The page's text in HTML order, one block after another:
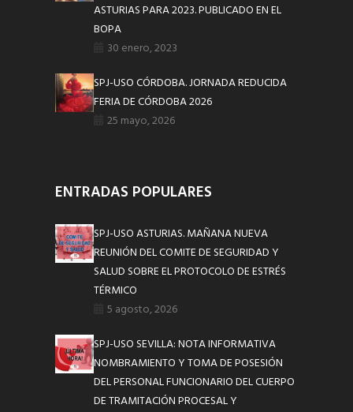
ASTURIAS PARA 2023. PUBLICADO EN EL
BOPA
30 enero, 2023
SPJ-USO CÓRDOBA. JORNADA REDUCIDA
FERIA DE CÓRDOBA 2026
25 mayo, 2026
ENTRADAS POPULARES
SPJ-USO ASTURIAS. MAÑANA NUEVA
REUNIÓN DEL COMITE DE SEGURIDAD Y
SALUD SOBRE EL PROTOCOLO DE ESTRÉS
TÉRMICO
5 agosto, 2026
SPJ-USO SEVILLA: NOTA INFORMATIVA
NOMBRAMIENTO Y TOMA DE POSESIÓN
DEL PERSONAL FUNCIONARIO DEL CUERPO
DE TRAMITACIÓN PROCESAL Y